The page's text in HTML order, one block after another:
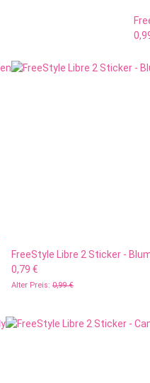
FreeStyle Libre 2 Sticker -
0,79 €
Alter Preis: 0,99 €